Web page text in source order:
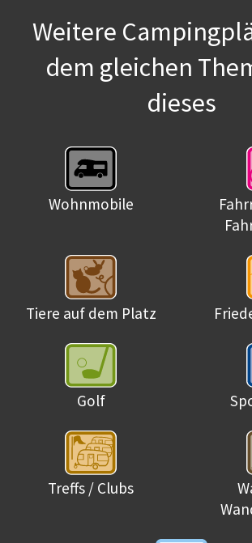
Weitere
dem gleichen
dieses
Wohnmobile
Tiere auf dem Platz
Golf
Treffs / Clubs